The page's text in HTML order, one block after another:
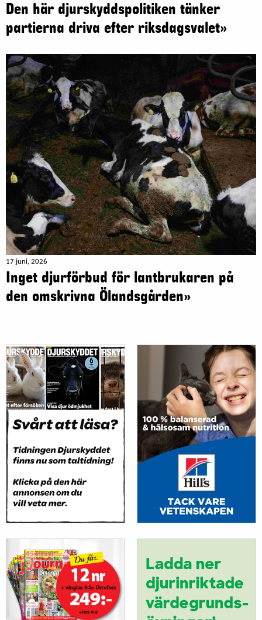
Den här djurskyddspolitiken tänker
partierna driva efter riksdagsvalet»
17 juni, 2026
Inget djurförbud för lantbrukaren på
den omskrivna Ölandsgården»